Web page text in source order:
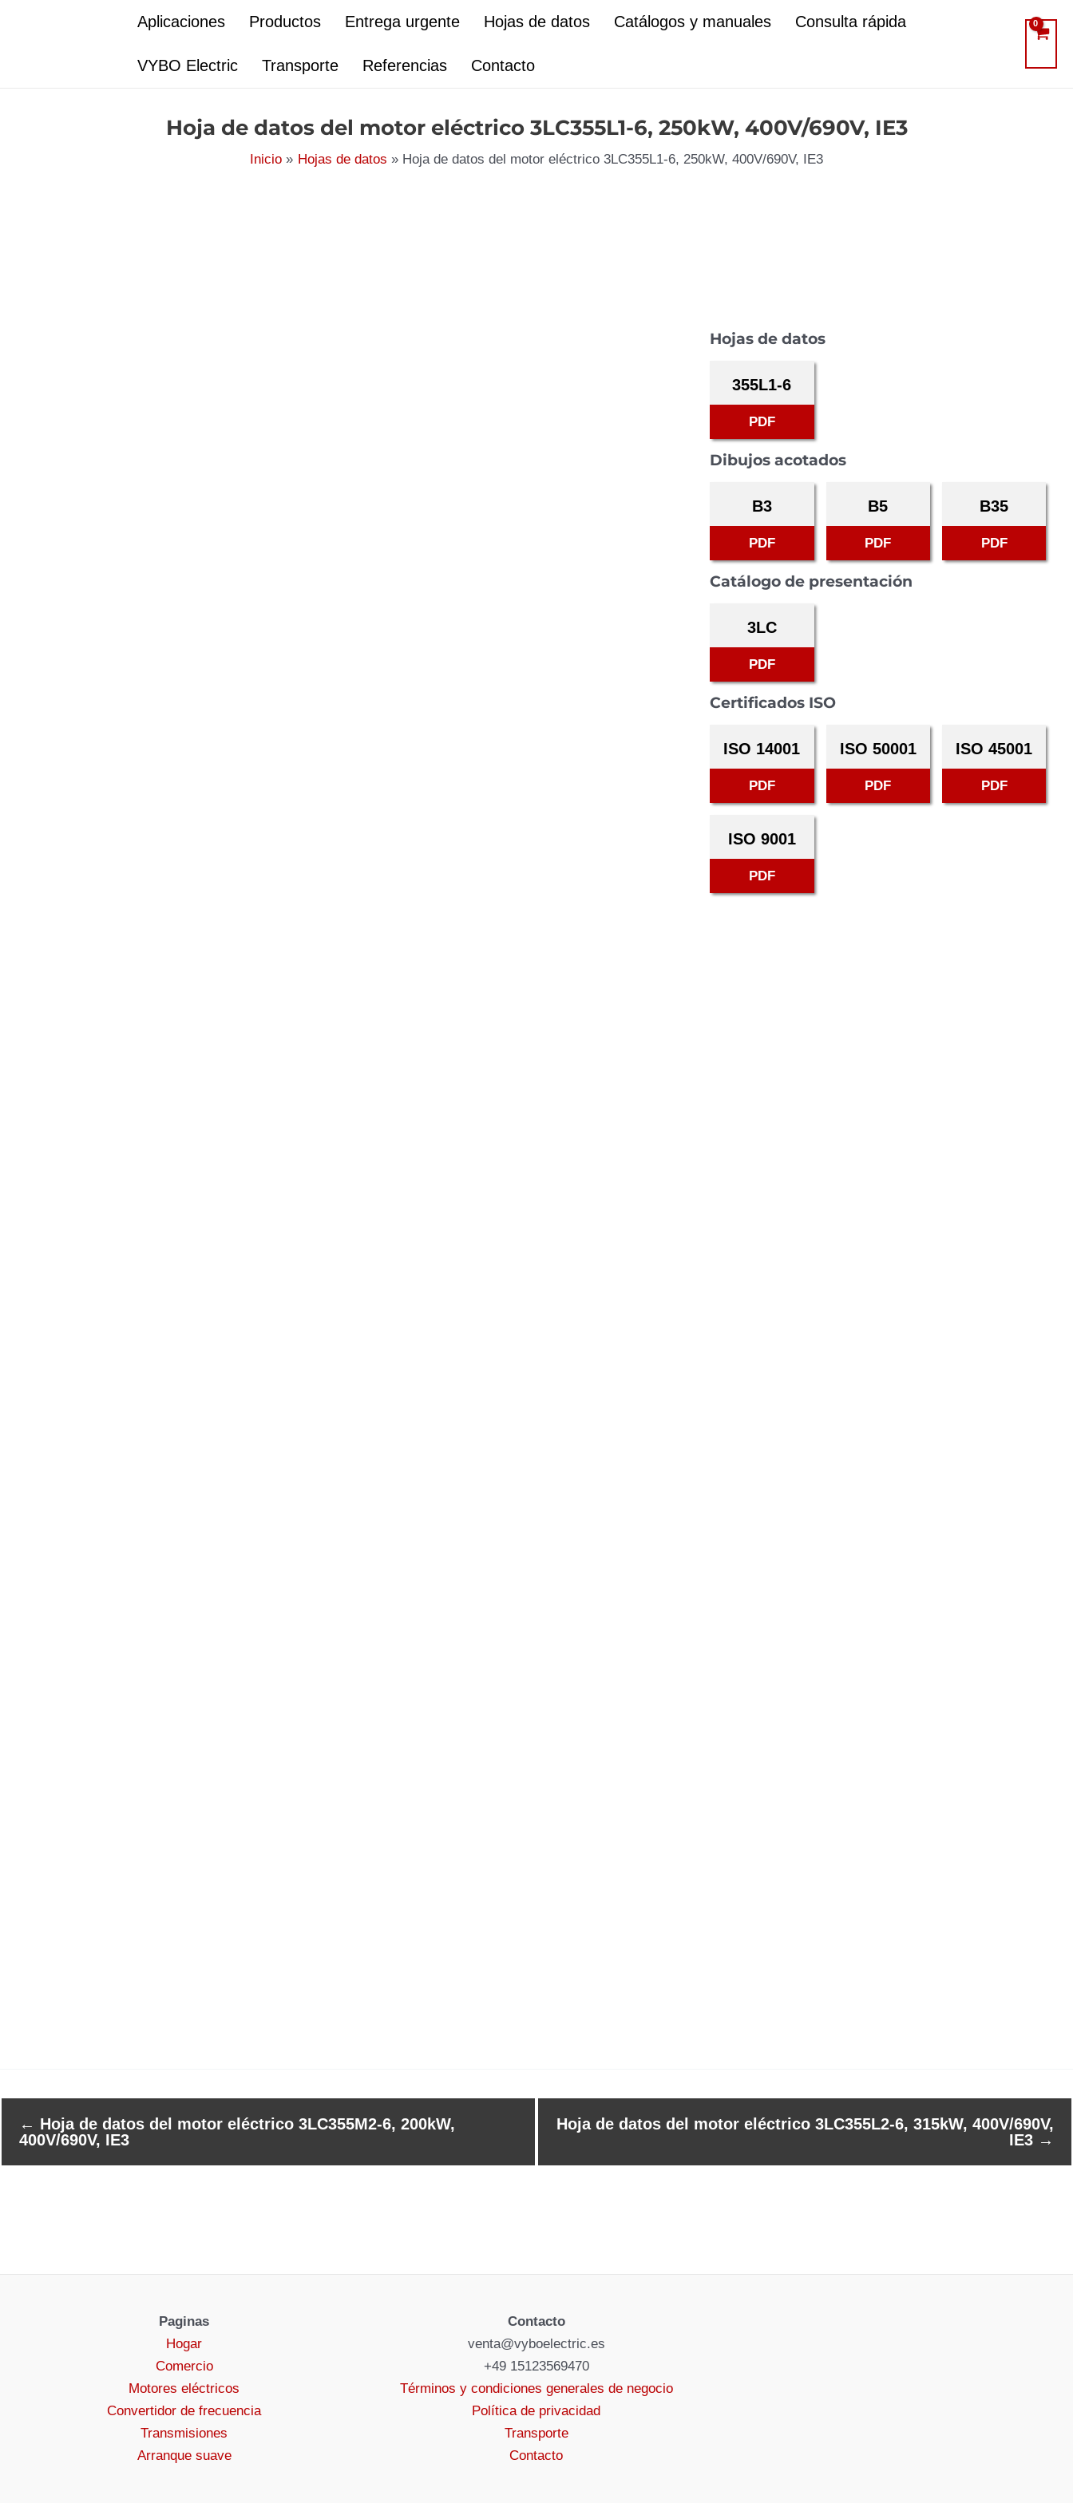
Aplicaciones Productos Entrega urgente Hojas de datos Catálogos y manuales Consulta rápida
VYBO Electric Transporte Referencias Contacto
Hoja de datos del motor eléctrico 3LC355L1-6, 250kW, 400V/690V, IE3
Inicio Hojas de datos Hoja de datos del motor eléctrico 3LC355L1-6, 250kW, 400V/690V, IE3
Hojas de datos
355L1-6
PDF
Dibujos acotados
B3
PDF
B5
PDF
B35
PDF
Catálogo de presentación
3LC
PDF
Certificados ISO
ISO 14001
PDF
ISO 50001
PDF
ISO 45001
PDF
ISO 9001
PDF
← Hoja de datos del motor eléctrico 3LC355M2-6, 200kW,
400V/690V, IE3
Hoja de datos del motor eléctrico 3LC355L2-6, 315kW, 400V/690V,
IE3 →
Paginas
Hogar
Comercio
Motores eléctricos
Convertidor de frecuencia
Transmisiones
Arranque suave
Contacto
venta@vyboelectric.es
+49 15123569470
Términos y condiciones generales de negocio
Política de privacidad
Transporte
Contacto